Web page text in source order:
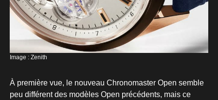
Image : Zenith
À première vue, le nouveau Chronomaster Open semble
peu différent des modèles Open précédents, mais ce